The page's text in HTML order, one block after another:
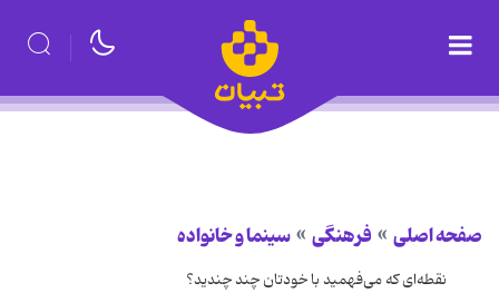
صفحه اصلی فرهنگی سینما و خانواده
نقطه‌ای که می‌فهمید با خودتان چند چندید؟